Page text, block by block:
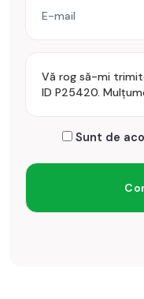
Sunt de